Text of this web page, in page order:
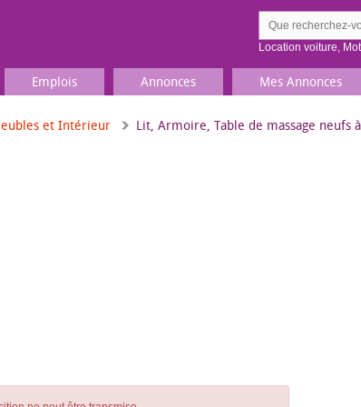
Location voiture,
Emplois Annonces Mes Annonces
et Intérieur Lit, Armoire, Table de massage neufs